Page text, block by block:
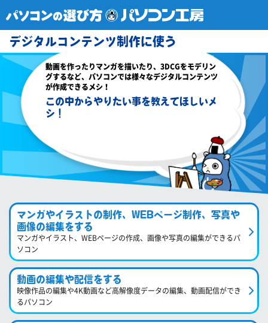
デジタルコンテンツ制作に使う
動画を作ったりマンガを描いたり、3DCGをモデリン
グするなど、パソコンでは様々なデジタルコンテンツ
が作成できるメシ！
この中からやりたい事を教えてほしいメ
シ！
マンガやイラストの制作、WEBページ制作、写真や
画像の編集をする
マンガやイラスト、WEBページの作成、画像や写真の編集ができるパ
ソコン
動画の編集や配信をする
映像作品の編集や4K動画など高解像度データの編集、動画配信ができ
るパソコン